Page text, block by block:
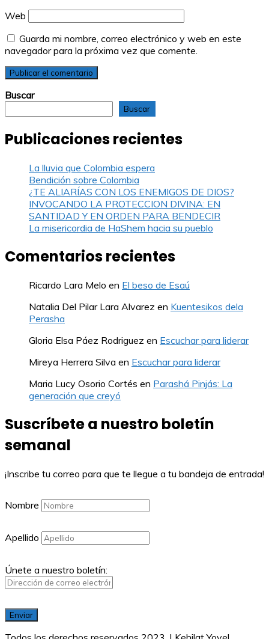
Web
Guarda mi nombre, correo electrónico y web en este
navegador para la próxima vez que comente.
Buscar
Buscar
Publicaciones recientes
La lluvia que Colombia espera
Bendición sobre Colombia
¿TE ALIARÍAS CON LOS ENEMIGOS DE DIOS?
INVOCANDO LA PROTECCION DIVINA: EN
SANTIDAD Y EN ORDEN PARA BENDECIR
La misericordia de HaShem hacia su pueblo
Comentarios recientes
Ricardo Lara Melo en El beso de Esaú
Natalia Del Pilar Lara Alvarez en Kuentesikos dela
Perasha
Gloria Elsa Páez Rodriguez en Escuchar para liderar
Mireya Herrera Silva en Escuchar para liderar
Maria Lucy Osorio Cortés en Parashá Pinjás: La
generación que creyó
Suscríbete a nuestro boletín
semanal
¡Inscribe tu correo para que te llegue a tu bandeja de entrada!
Nombre
Apellido
Únete a nuestro boletín: